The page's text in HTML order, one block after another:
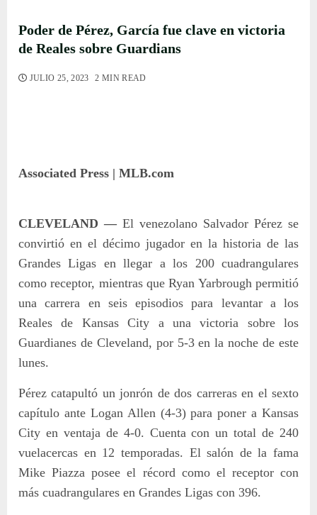
Poder de Pérez, García fue clave en victoria
de Reales sobre Guardians
JULIO 25, 2023 2 MIN READ
Associated Press | MLB.com
CLEVELAND — El venezolano Salvador Pérez se
convirtió en el décimo jugador en la historia de las
Grandes Ligas en llegar a los 200 cuadrangulares
como receptor, mientras que Ryan Yarbrough permitió
una carrera en seis episodios para levantar a los
Reales de Kansas City a una victoria sobre los
Guardianes de Cleveland, por 5-3 en la noche de este
lunes.
Pérez catapultó un jonrón de dos carreras en el sexto
capítulo ante Logan Allen (4-3) para poner a Kansas
City en ventaja de 4-0. Cuenta con un total de 240
vuelacercas en 12 temporadas. El salón de la fama
Mike Piazza posee el récord como el receptor con
más cuadrangulares en Grandes Ligas con 396.